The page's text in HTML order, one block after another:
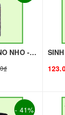
SINH TỐ BERRINO NHO - 1L - BERRINO | Mứt - Sinh Tố làm Trà Sữa - TOBEE FOOD
- 41%